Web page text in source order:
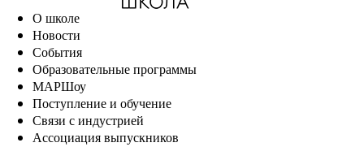
О школе
Новости
События
Образовательные программы
МАРШоу
Поступление и обучение
Связи с индустрией
Ассоциация выпускников